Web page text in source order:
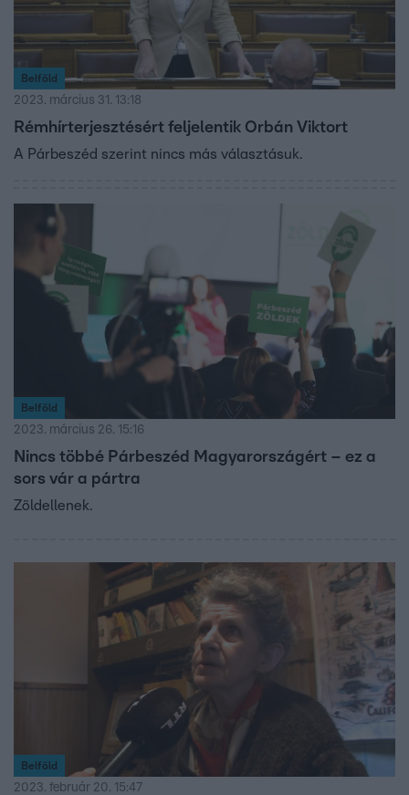
Belföld
2023. március 31. 13:18
Rémhírterjesztésért feljelentik Orbán Viktort
A Párbeszéd szerint nincs más választásuk.
Belföld
2023. március 26. 15:16
Nincs többé Párbeszéd Magyarországért – ez a
sors vár a pártra
Zöldellenek.
Belföld
2023. február 20. 15:47